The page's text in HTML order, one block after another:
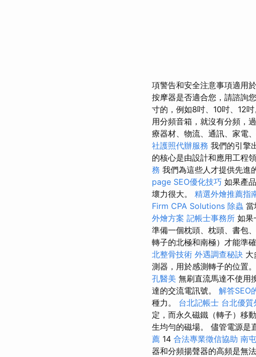
項警告和安全注意事項適用
按摩器是否適合您，請諮詢
寸的，例如8吋、10吋、12吋
用分頻音箱，就沒有分頻，
療器材、物流、通訊、家電
社護照代辦服務 我們的引擎
的核心是由設計和應用工程
務 我們為這些人才提供先進
page SEO優化技巧 如果產
壞力很大。 精選外燴推薦指
Firm CPA Solutions 除蟲 當
外燴方案 記帳士事務所 如果
準備一個枕頭、枕頭、書包
轉子的北極和南極）才能準
北整骨技術 外遇調查秘訣 大
測器，用於感測轉子的位置。
孔醫美 無刷直流馬達不使用
達的交流電訊號。 解答SEO
種力。 台北記帳士 台北優
定，而永久磁鐵（轉子）移
生均勻的磁場。 儘管電源是
薦 14 合法專業徵信協助 南
器和分頻揚聲器的高頻是無